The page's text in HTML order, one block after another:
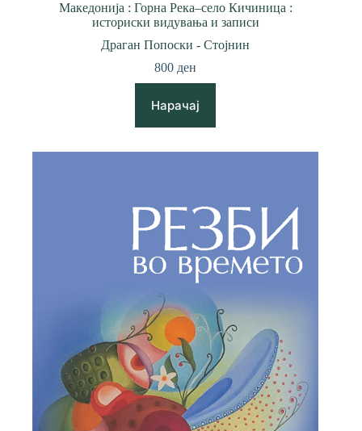
Македонија : Горна Река–село Кичиница :
историски видувања и записи
Драган Попоски - Стојнин
800 ден
Нарачај